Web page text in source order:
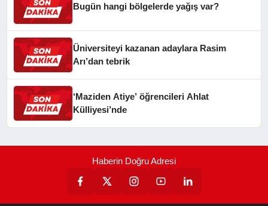
Bugün hangi bölgelerde yağış var?
Üniversiteyi kazanan adaylara Rasim
Arı’dan tebrik
‘Maziden Atiye’ öğrencileri Ahlat
Külliyesi’nde
Haberin Doğru Adresi